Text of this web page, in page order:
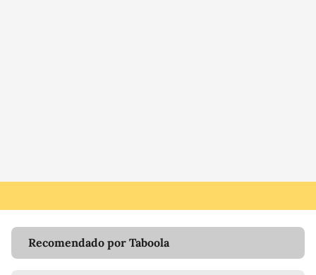
Recomendado por Taboola